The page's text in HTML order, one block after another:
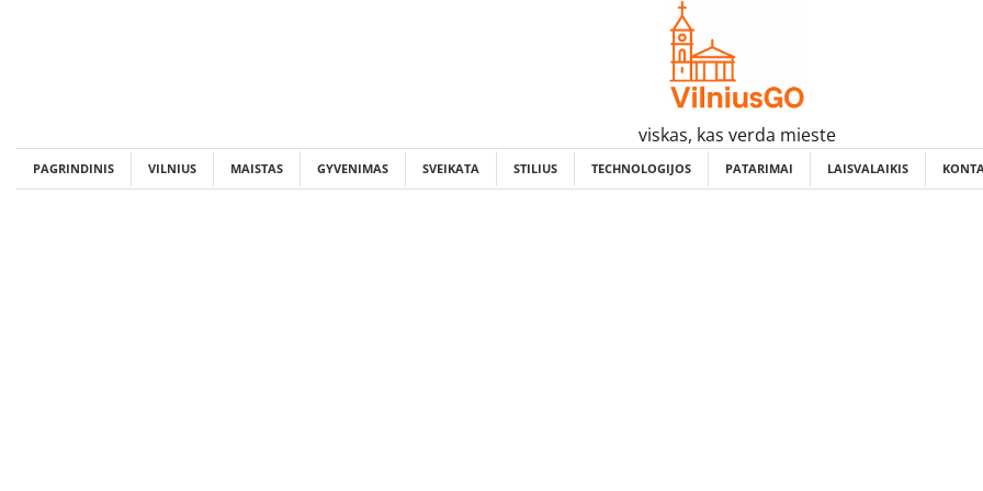
viskas, kas verda mieste
PAGRINDINIS VILNIUS MAISTAS GYVENIMAS SVEIKATA STILIUS TECHNOLOGIJOS PATARIMAI LAISVALAIKIS